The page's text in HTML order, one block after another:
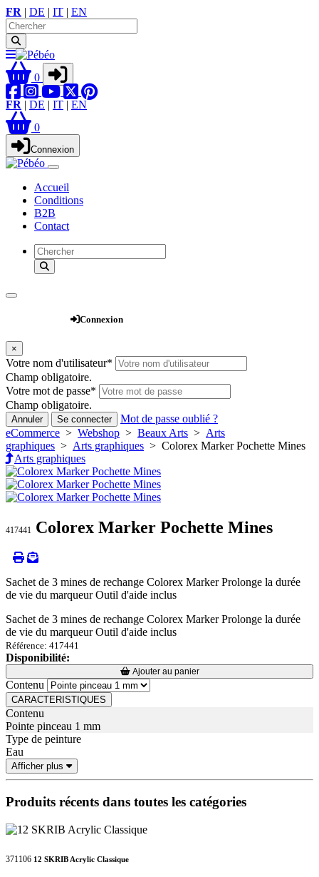
FR | DE | IT | EN
0
FR | DE | IT | EN
0
Connexion
Accueil
Conditions
B2B
Contact
Connexion
×
Votre nom d'utilisateur*
Champ obligatoire.
Votre mot de passe*
Champ obligatoire.
Annuler Se connecter
Mot de passe oublié ?
eCommerce > Webshop > Beaux Arts > Arts
graphiques > Arts graphiques > Colorex Marker Pochette Mines
Arts graphiques
417441 Colorex Marker Pochette Mines
Sachet de 3 mines de rechange Colorex Marker Prolonge la durée
de vie du marqueur Outil d'aide inclus
Sachet de 3 mines de rechange Colorex Marker Prolonge la durée
de vie du marqueur Outil d'aide inclus
Référence: 417441
Disponibilité:
Loading...
Loading... Ajouter au panier
Contenu
CARACTERISTIQUES
Contenu
Pointe pinceau 1 mm
Type de peinture
Eau
Afficher plus
Produits récents dans toutes les catégories
371106 12 SKRIB Acrylic Classique